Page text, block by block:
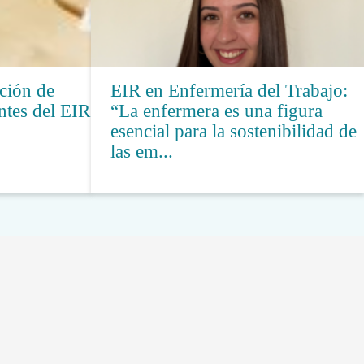
de
del EIR
EIR en Enfermería del Trabajo:
“La enfermera es una figura
esencial para la sostenibilidad de
las em...